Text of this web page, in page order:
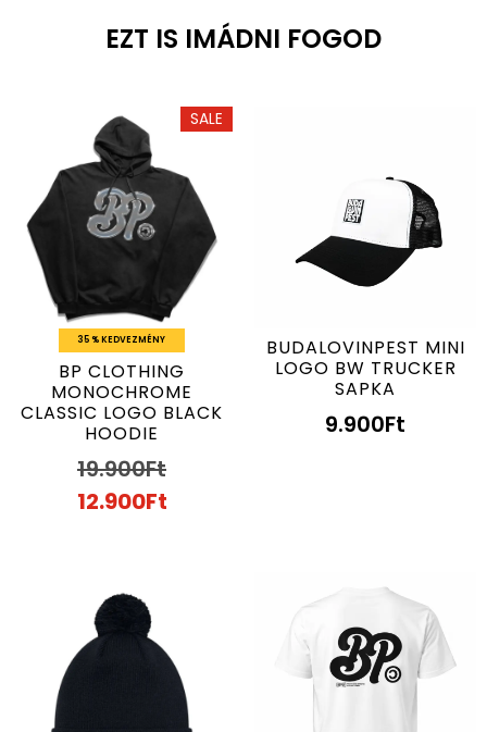
EZT IS IMÁDNI FOGOD
SALE
35 % KEDVEZMÉNY
BP CLOTHING
MONOCHROME
CLASSIC LOGO BLACK
HOODIE
19.900Ft
12.900Ft
BUDALOVINPEST MINI
LOGO BW TRUCKER
SAPKA
9.900Ft